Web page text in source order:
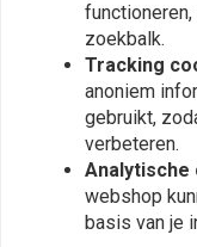
betere prestaties
Vertrouwen in elke
Kraus Apex Edge Driver
uw motorfiets. Upgrade
voor deze op de
Softail Slim of Softail
zoekbalk.
Tracking
anoniem
gebruikt,
verbeteren.
Analytische
webshop
basis van je